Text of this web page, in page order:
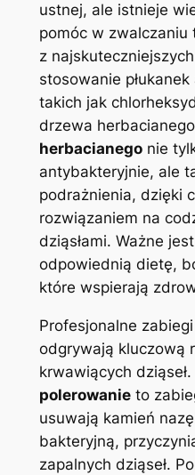
ustnej, ale istnieje
pomóc w zwalczaniu
z
stosowanie
takich jak
drzewa
herbacianegonie
antybakteryjnie, ale
podrażnienia, dzięki
rozwiązaniem na
dziąsłami. Ważne
odpowiednią dietę,
które wspierają
Profesjonalne
odgrywają kluczową
krwawiących dziąseł.
polerowanieto
usuwają kamień
bakteryjną,
zapalnych dziąseł.